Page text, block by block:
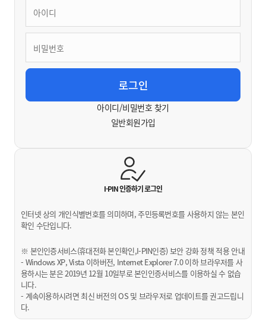
아이디/비밀번호 찾기
일반회원가입
I-PIN 인증하기로그인
인터넷 상의 개인식별번호를 의미하며, 주민등록번호를 사용하지 않는 본인
확인 수단입니다.
※ 본인인증서비스(휴대전화 본인확인,I-PIN인증) 보안 강화 정책 적용 안내
- Windows XP, Vista 이하버전, Internet Explorer 7.0 이하 브라우저를 사
용하시는 분은 2019년 12월 10일부로 본인인증서비스를 이용하실 수 없습
니다.
- 계속이용하시려면 최신 버전의 OS 및 브라우저로 업데이트를 권고드립니
다.